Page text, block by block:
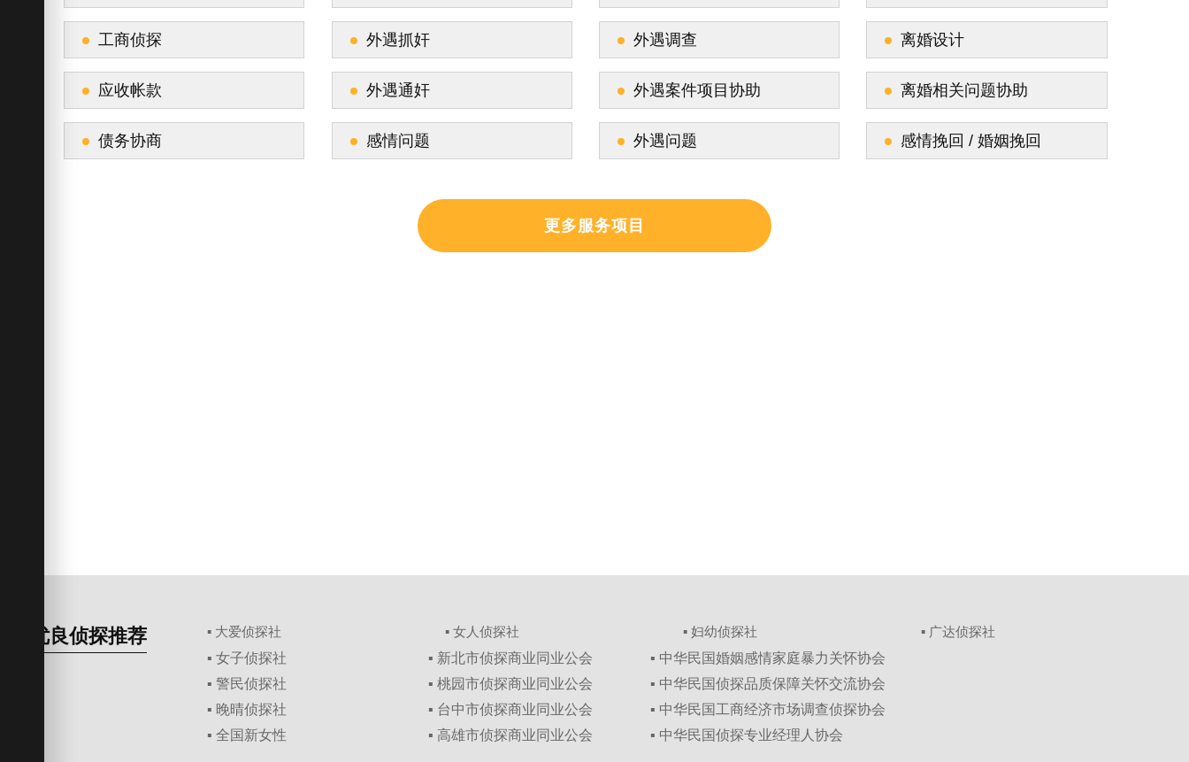
工商侦探
应收帐款
债务协商
外遇抓奸
外遇通奸
感情问题
外遇调查
外遇案件项目协助
外遇问题
离婚设计
离婚相关问题协助
感情挽回 / 婚姻挽回
更多服务项目
优良侦探推荐 ▪ 大爱侦探社 ▪ 女人侦探社 ▪ 妇幼侦探社 ▪ 广达侦探社
▪ 女子侦探社
▪ 警民侦探社
▪ 晚晴侦探社
▪ 全国新女性
▪ 新北市侦探商业同业公会
▪ 桃园市侦探商业同业公会
▪ 台中市侦探商业同业公会
▪ 高雄市侦探商业同业公会
▪ 中华民国婚姻感情家庭暴力关怀协会
▪ 中华民国侦探品质保障关怀交流协会
▪ 中华民国工商经济市场调查侦探协会
▪ 中华民国侦探专业经理人协会